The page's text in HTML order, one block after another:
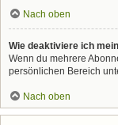
Nach oben
Wie deaktiviere ich
Wenn du mehrere
persönlichen Bereich
Nach oben